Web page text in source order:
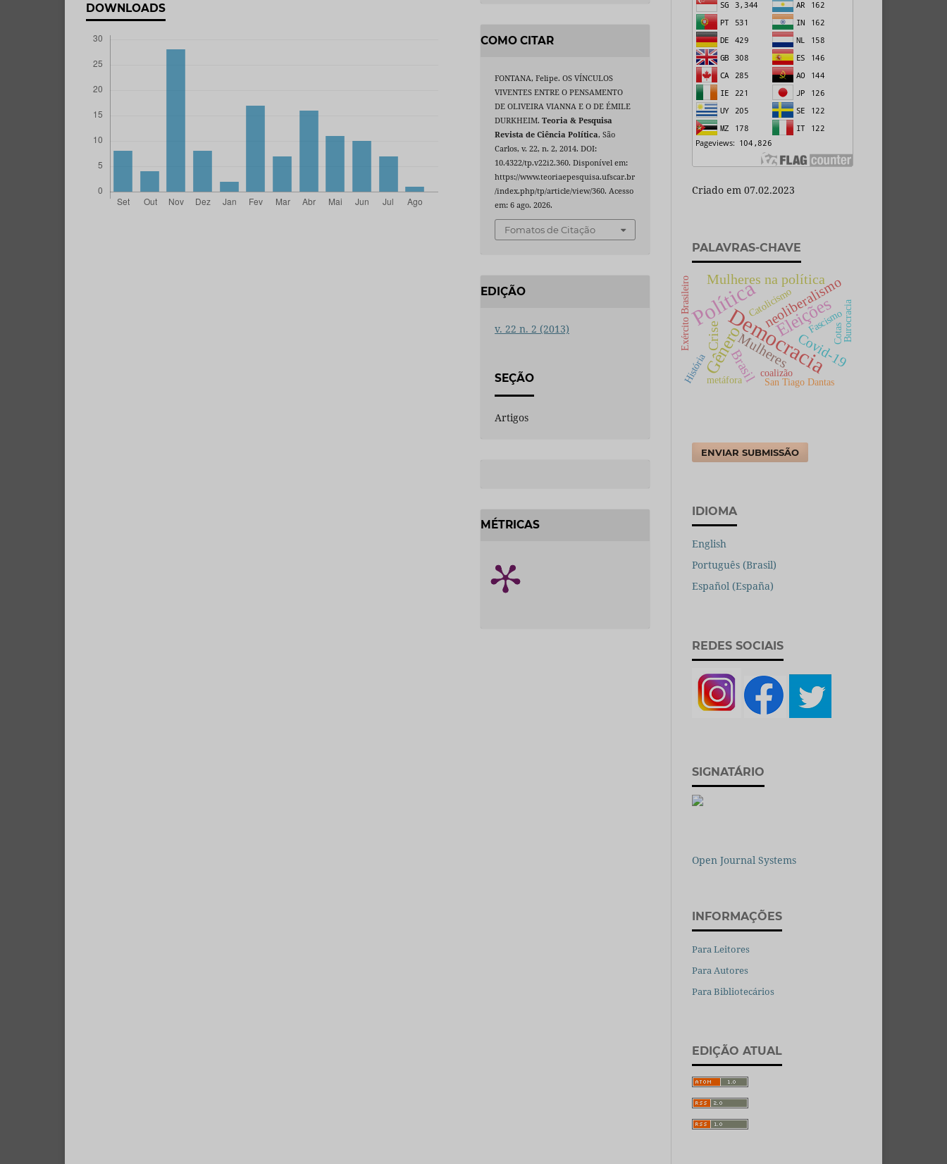
DOWNLOADS
COMO CITAR
FONTANA, Felipe. OS VÍNCULOS
VIVENTES ENTRE O PENSAMENTO
DE OLIVEIRA VIANNA E O DE ÉMILE
DURKHEIM.Teoria & Pesquisa
Revista de Ciência Política, São
Carlos, v. 22, n. 2, 2014. DOI:
10.4322/tp.v22i2.360. Disponível em:
https://www.teoriaepesquisa.ufscar.br
/index.php/tp/article/view/360. Acesso
em: 6 ago. 2026.
Fomatos de Citação
EDIÇÃO
v. 22 n. 2 (2013)
SEÇÃO
Artigos
MÉTRICAS
Criado em 07.02.2023
PALAVRAS-CHAVE
Democracia
Política Eleições
Gênero
Mulheres na política
Mulheres
neoliberalismo
Crise
Brasil Covid-19
Catolicismo
metáfora
Fascismo
San Tiago Dantas
coalizão
Cotas
Exército Brasileiro
História
Burocracia
ENVIAR SUBMISSÃO
IDIOMA
English
Português (Brasil)
Español (España)
REDES SOCIAIS
SIGNATÁRIO
Open Journal Systems
INFORMAÇÕES
Para Leitores
Para Autores
Para Bibliotecários
EDIÇÃO ATUAL